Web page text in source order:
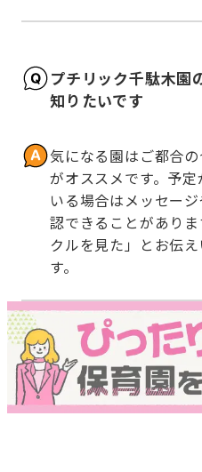
プチリック千駄木園
知りたいです
気になる園はご都合
がオススメです。予
いる場合はメッセー
認できることがあり
クルを見た」とお伝
す。